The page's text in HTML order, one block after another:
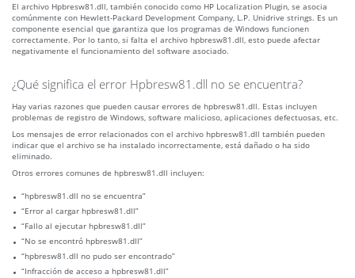
El archivo Hpbresw81.dll, también conocido como HP Localization Plugin, se asocia
comúnmente con Hewlett-Packard Development Company, L.P. Unidrive strings. Es un
componente esencial que garantiza que los programas de Windows funcionen
correctamente. Por lo tanto, si falta el archivo hpbresw81.dll, esto puede afectar
negativamente el funcionamiento del software asociado.
¿Qué significa el error Hpbresw81.dll no se encuentra?
Hay varias razones que pueden causar errores de hpbresw81.dll. Estas incluyen
problemas de registro de Windows, software malicioso, aplicaciones defectuosas, etc.
Los mensajes de error relacionados con el archivo hpbresw81.dll también pueden
indicar que el archivo se ha instalado incorrectamente, está dañado o ha sido
eliminado.
Otros errores comunes de hpbresw81.dll incluyen:
“hpbresw81.dll no se encuentra”
“Error al cargar hpbresw81.dll”
“Fallo al ejecutar hpbresw81.dll”
“No se encontró hpbresw81.dll”
“hpbresw81.dll no pudo ser encontrado”
“Infracción de acceso a hpbresw81.dll”